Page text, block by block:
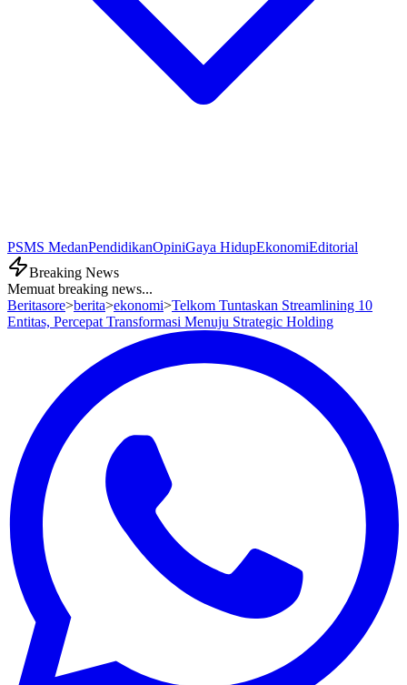
PSMS MedanPendidikanOpiniGaya HidupEkonomiEditorial
Breaking News
Memuat breaking news...
Beritasore>berita>ekonomi>Telkom Tuntaskan Streamlining 10
Entitas, Percepat Transformasi Menuju Strategic Holding